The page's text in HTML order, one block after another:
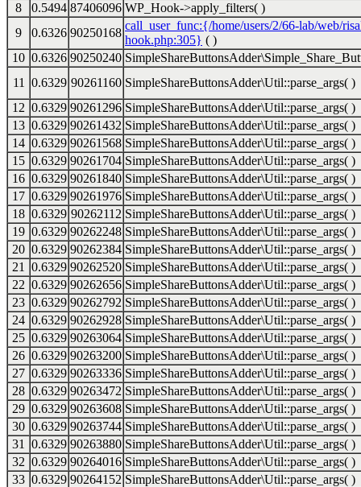
8
0.5494 87406096 WP_Hook->apply_filters( )
9
0.6326 90250168
call_user_func:{/home/users/2/66-lab/web/
hook.php:305} ( )
10 0.6326 90250240
11
0.6329 90261160 SimpleShareButtonsAdder\Util::parse_args( )
12 0.6329 90261296 SimpleShareButtonsAdder\Util::parse_args( )
13 0.6329 90261432 SimpleShareButtonsAdder\Util::parse_args( )
14 0.6329 90261568 SimpleShareButtonsAdder\Util::parse_args( )
15 0.6329 90261704 SimpleShareButtonsAdder\Util::parse_args( )
16 0.6329 90261840 SimpleShareButtonsAdder\Util::parse_args( )
17 0.6329 90261976 SimpleShareButtonsAdder\Util::parse_args( )
18 0.6329 90262112 SimpleShareButtonsAdder\Util::parse_args( )
19 0.6329 90262248 SimpleShareButtonsAdder\Util::parse_args( )
20 0.6329 90262384 SimpleShareButtonsAdder\Util::parse_args( )
21
0.6329 90262520 SimpleShareButtonsAdder\Util::parse_args( )
22 0.6329 90262656 SimpleShareButtonsAdder\Util::parse_args( )
23 0.6329 90262792 SimpleShareButtonsAdder\Util::parse_args( )
24 0.6329 90262928 SimpleShareButtonsAdder\Util::parse_args( )
25 0.6329 90263064 SimpleShareButtonsAdder\Util::parse_args( )
26 0.6329 90263200 SimpleShareButtonsAdder\Util::parse_args( )
27 0.6329 90263336 SimpleShareButtonsAdder\Util::parse_args( )
28 0.6329 90263472 SimpleShareButtonsAdder\Util::parse_args( )
29 0.6329 90263608 SimpleShareButtonsAdder\Util::parse_args( )
30 0.6329 90263744 SimpleShareButtonsAdder\Util::parse_args( )
31
0.6329 90263880 SimpleShareButtonsAdder\Util::parse_args( )
32 0.6329 90264016 SimpleShareButtonsAdder\Util::parse_args( )
33 0.6329 90264152 SimpleShareButtonsAdder\Util::parse_args( )